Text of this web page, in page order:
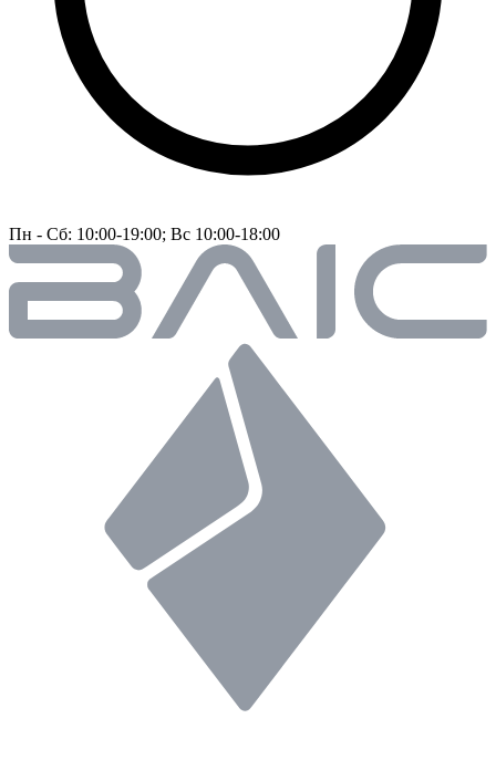
Пн - Сб: 10:00-19:00; Вс 10:00-18:00